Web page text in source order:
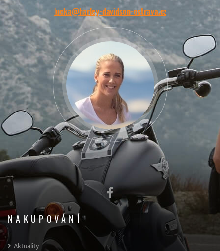
lucka@harley-davidson-ostrava.cz
NAKUPOVÁNÍ
Aktuality